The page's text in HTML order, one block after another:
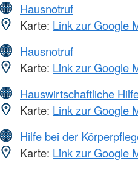
Hausnotruf
Karte: Link zur Google
Hausnotruf
Karte: Link zur Google
Hauswirtschaftliche
Karte: Link zur Google
Hilfe bei der
Karte: Link zur Google